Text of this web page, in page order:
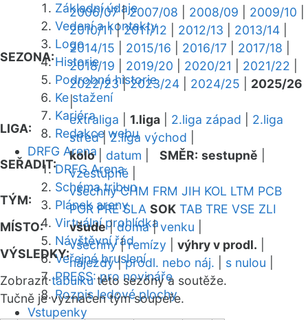
Základní údaje
Vedení a kontakty
Logo
Historie
Podrobná historie
Ke stažení
Kariéra
Redakce webu
DRFG Arena
DRFG Arena
Schéma tribun
Plánek areny
Virtuální prohlídka
Návštěvní řád
Veřejné bruslení
PRESS: pro novináře
Rozpis ledové plochy
Vstupenky
SEZONA:
2006/07|2007/08 2008/09 2009/10
2010/11|2011/12 2012/13 2013/14
2014/15
2015/16 2016/17 2017/18
2018/19
2019/20 2020/21 2021/22
2022/23|2023/24 2024/25
2025/26
|
LIGA:
extraliga 1.liga 2.liga západ
2.liga
střed|2.liga východ
SEŘADIT:
kolo| datum SMĚR: sestupně
vzestupně
TÝM:
všechny CHM FRM JIH KOL LTM PCB
POR PRE SLA SOK TAB TRE VSE ZLI
MÍSTO:
všude|doma|venku
VÝSLEDKY:
všechny|remízy výhry v prodl.
nájezdy|prodl. nebo náj. s nulou
Zobrazittabulkutéto sezóny a soutěže.
Tučně je vyznačen tým soupeře.